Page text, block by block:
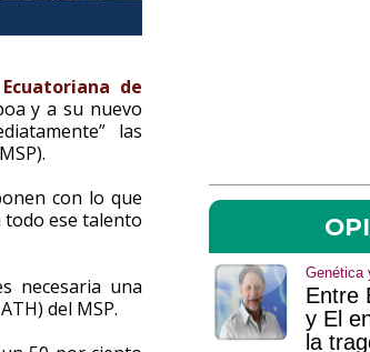
Genética
Entre
y El
la
de
y a su nuevo
las
con lo que
todo ese talento
necesaria una
del MSP.